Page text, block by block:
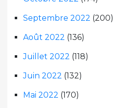
Septembre 2022 (200)
Août 2022 (136)
Juillet 2022 (118)
Juin 2022 (132)
Mai 2022 (170)